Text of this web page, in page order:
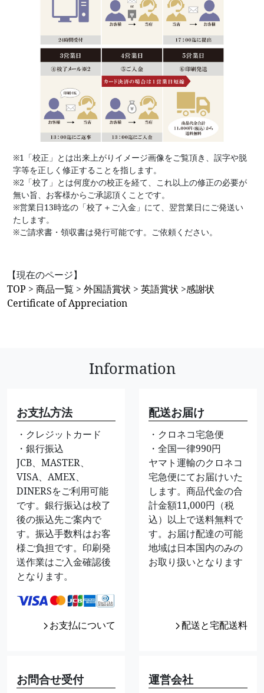
※1「校正」とは出来上がりイメージ画像をご覧頂き、誤字や脱
字等を正しく修正することを指します。
※2「校了」とは何度かの校正を経て、これ以上の修正の必要が
無い旨、お客様からご承認頂くことです。
※営業日13時迄の「校了＋ご入金」にて、翌営業日にご発送い
たします。
※ご請求書・領収書は発行可能です。ご依頼ください。
【現在のページ】
TOP > 商品一覧 > 外国語賞状 > 英語賞状 >感謝状
Certificate of Appreciation
Information
お支払方法
・クレジットカード
・銀行振込
JCB、MASTER、
VISA、AMEX、
DINERSをご利用可能
です。銀行振込は校了
後の振込先ご案内で
す。振込手数料はお客
様ご負担です。印刷発
送作業はご入金確認後
となります。
お支払について
配送お届け
・クロネコ宅急便
・全国一律990円
ヤマト運輸のクロネコ
宅急便にてお届けいた
します。商品代金の合
計金額11,000円（税
込）以上で送料無料で
す。お届け配達の可能
地域は日本国内のみの
お取り扱いとなります
配送と宅配送料
お問合せ受付 運営会社